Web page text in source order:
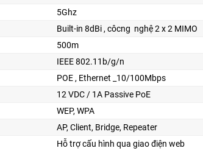
5Ghz
Built-in 8dBi , côcng nghệ 2 x 2 MIMO
500m
IEEE 802.11b/g/n
POE , Ethernet _10/100Mbps
12 VDC / 1A Passive PoE
WEP, WPA
AP, Client, Bridge, Repeater
Hỗ trợ cấu hình qua giao điện web